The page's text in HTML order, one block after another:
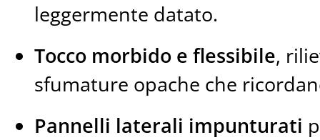
leggermente datato.
Tocco morbido e flessibile,
sfumature opache che
Pannelli laterali impunturati